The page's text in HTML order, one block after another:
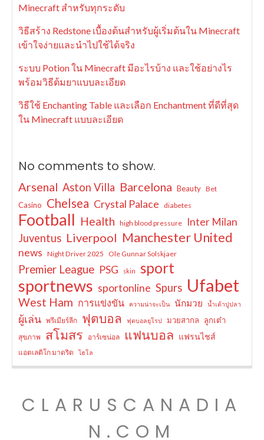
Minecraft สำหรับทุกระดับ
วิธีสร้าง Redstone เบื้องต้นสำหรับผู้เริ่มต้นใน Minecraft
เข้าใจง่ายและนำไปใช้ได้จริง
ระบบ Potion ใน Minecraft มีอะไรบ้าง และใช้อย่างไร
พร้อมวิธีต้มยาแบบละเอียด
วิธีใช้ Enchanting Table และเลือก Enchantment ที่ดีที่สุด
ใน Minecraft แบบละเอียด
No comments to show.
Arsenal Aston Villa Barcelona Beauty Bet
Casino Chelsea Crystal Palace diabetes
Football Health high blood pressure Inter Milan
Juventus Liverpool Manchester United
news Night Driver 2025 Ole Gunnar Solskjaer
Premier League PSG skin sport
sportnews sportonline Spurs Ufabet
West Ham การแข่งขัน ความน่าจะเป็น นักมวย น้ำเต้าปูปลา
ผู้เล่น พรีเมียร์ลีก ฟุตบอล ฟุตบอลยุโรป มวยสากล ลูกเต๋า
สุขภาพ สโมสร อาร์เซน่อล แฟนบอล แฟรนไชส์
แอตเลติโก มาดริด ไฮโล
CLARUSCANADIA
N.COM